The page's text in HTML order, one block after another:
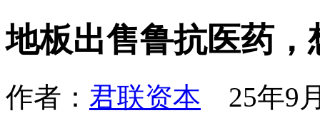
地板出售鲁抗医药
作者： 君联资本 25年9